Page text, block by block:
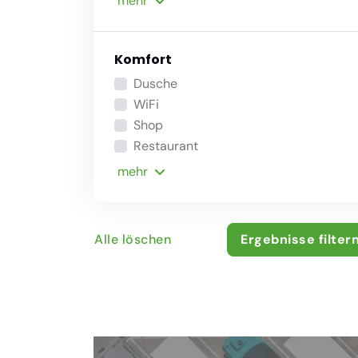
Komfort
Dusche
WiFi
Shop
Restaurant
mehr
Alle löschen Ergebnisse